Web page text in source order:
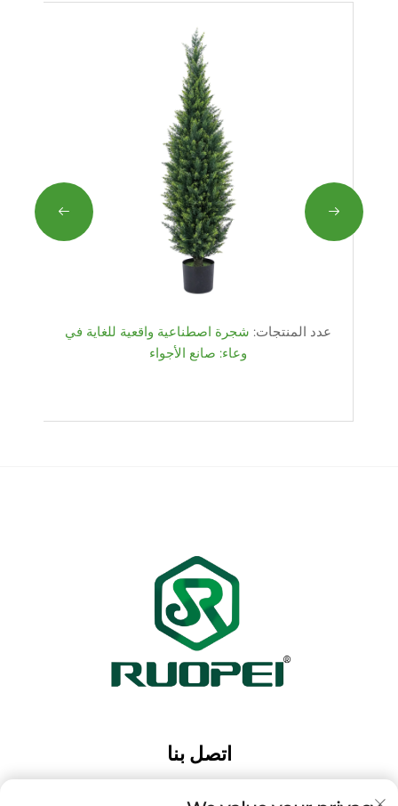
عدد المنتجات: شجرة اصطناعية واقعية للغاية في
وعاء: صانع الأجواء
اتصل بنا